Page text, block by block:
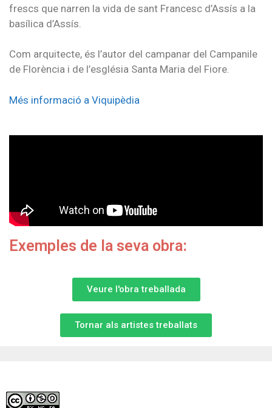
frescs que narren la vida de sant Francesc d’Assís a la
basílica d’Assís.
Com arquitecte, és l’autor del campanar del Campanile
de Florència i de l’església Santa Maria del Fiore.
Més informació a Viquipèdia
Exemples de la seva obra:
Veure l'obra treballada
Tornar als artistes treballats